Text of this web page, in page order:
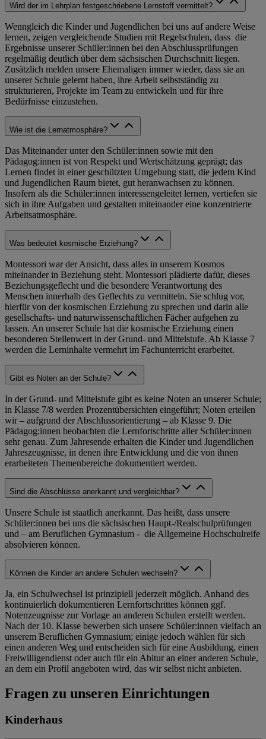
Wird der im Lehrplan festgeschriebene Lernstoff vermittelt?
Wenngleich die Kinder und Jugendlichen bei uns auf andere Weise
lernen, zeigen vergleichende Studien mit Regelschulen, dass die
Ergebnisse unserer Schüler:innen bei den Abschlussprüfungen
regelmäßig deutlich über dem sächsischen Durchschnitt liegen.
Zusätzlich melden unsere Ehemaligen immer wieder, dass sie an
unserer Schule gelernt haben, ihre Arbeit selbstständig zu
strukturieren, Projekte im Team zu entwickeln und für ihre
Bedürfnisse einzustehen.
Wie ist die Lernatmosphäre?
Das Miteinander unter den Schüler:innen sowie mit den
Pädagog:innen ist von Respekt und Wertschätzung geprägt; das
Lernen findet in einer geschützten Umgebung statt, die jedem Kind
und Jugendlichen Raum bietet, gut heranwachsen zu können.
Insofern als die Schüler:innen interessengeleitet lernen, vertiefen sie
sich in ihre Aufgaben und gestalten miteinander eine konzentrierte
Arbeitsatmosphäre.
Was bedeutet kosmische Erziehung?
Montessori war der Ansicht, dass alles in unserem Kosmos
miteinander in Beziehung steht. Montessori plädierte dafür, dieses
Beziehungsgeflecht und die besondere Verantwortung des
Menschen innerhalb des Geflechts zu vermitteln. Sie schlug vor,
hierfür von der kosmischen Erziehung zu sprechen und darin alle
gesellschafts- und naturwissenschaftlichen Fächer aufgehen zu
lassen. An unserer Schule hat die kosmische Erziehung einen
besonderen Stellenwert in der Grund- und Mittelstufe. Ab Klasse 7
werden die Lerninhalte vermehrt im Fachunterricht erarbeitet.
Gibt es Noten an der Schule?
In der Grund- und Mittelstufe gibt es keine Noten an unserer Schule;
in Klasse 7/8 werden Prozentübersichten eingeführt; Noten erteilen
wir – aufgrund der Abschlussorientierung – ab Klasse 9. Die
Pädagog:innen beobachten die Lernfortschritte aller Schüler:innen
sehr genau. Zum Jahresende erhalten die Kinder und Jugendlichen
Jahreszeugnisse, in denen ihre Entwicklung und die von ihnen
erarbeiteten Themenbereiche dokumentiert werden.
Sind die Abschlüsse anerkannt und vergleichbar?
Unsere Schule ist staatlich anerkannt. Das heißt, dass unsere
Schüler:innen bei uns die sächsischen Haupt-/Realschulprüfungen
und – am Beruflichen Gymnasium - die Allgemeine Hochschulreife
absolvieren können.
Können die Kinder an andere Schulen wechseln?
Ja, ein Schulwechsel ist prinzipiell jederzeit möglich. Anhand des
kontinuierlich dokumentieren Lernfortschrittes können ggf.
Notenzeugnisse zur Vorlage an anderen Schulen erstellt werden.
Nach der 10. Klasse bewerben sich unsere Schüler:innen vielfach an
unserem Beruflichen Gymnasium; einige jedoch wählen für sich
einen anderen Weg und entscheiden sich für eine Ausbildung, einen
Freiwilligendienst oder auch für ein Abitur an einer anderen Schule,
an dem ein Profil angeboten wird, das wir selbst nicht anbieten.
Fragen zu unseren Einrichtungen
Kinderhaus